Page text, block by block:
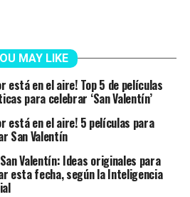
MAY LIKE
está en el aire! Top 5 de películas
para celebrar ‘San Valentín’
está en el aire! 5 películas para
San Valentín
Valentín: Ideas originales para
esta fecha, según la Inteligencia